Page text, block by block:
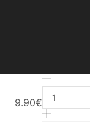
9.90€
HD
Foundation
#743-